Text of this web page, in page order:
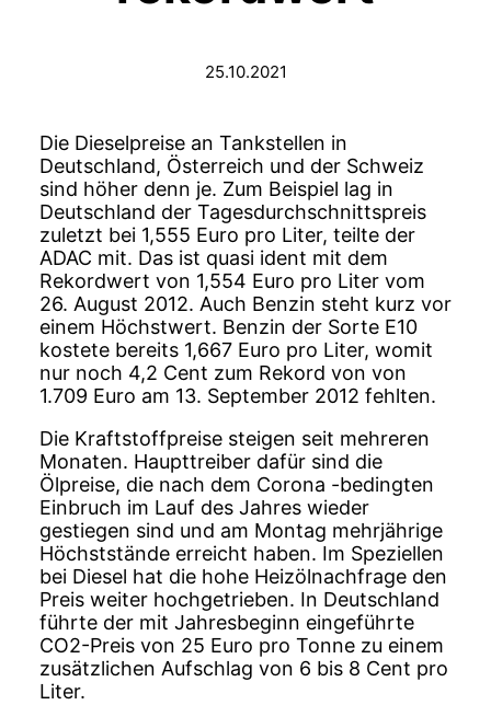
25.10.2021
Die Dieselpreise an Tankstellen in
Deutschland, Österreich und der Schweiz
sind höher denn je. Zum Beispiel lag in
Deutschland der Tagesdurchschnittspreis
zuletzt bei 1,555 Euro pro Liter, teilte der
ADAC mit. Das ist quasi ident mit dem
Rekordwert von 1,554 Euro pro Liter vom
26. August 2012. Auch Benzin steht kurz vor
einem Höchstwert. Benzin der Sorte E10
kostete bereits 1,667 Euro pro Liter, womit
nur noch 4,2 Cent zum Rekord von von
1.709 Euro am 13. September 2012 fehlten.
Die Kraftstoffpreise steigen seit mehreren
Monaten. Haupttreiber dafür sind die
Ölpreise, die nach dem Corona -bedingten
Einbruch im Lauf des Jahres wieder
gestiegen sind und am Montag mehrjährige
Höchststände erreicht haben. Im Speziellen
bei Diesel hat die hohe Heizölnachfrage den
Preis weiter hochgetrieben. In Deutschland
führte der mit Jahresbeginn eingeführte
CO2-Preis von 25 Euro pro Tonne zu einem
zusätzlichen Aufschlag von 6 bis 8 Cent pro
Liter.